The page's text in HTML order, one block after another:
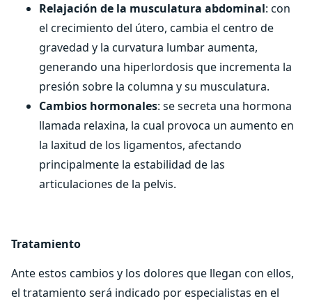
Relajación de la musculatura abdominal: con
el crecimiento del útero, cambia el centro de
gravedad y la curvatura lumbar aumenta,
generando una hiperlordosis que incrementa la
presión sobre la columna y su musculatura.
Cambios hormonales: se secreta una hormona
llamada relaxina, la cual provoca un aumento en
la laxitud de los ligamentos, afectando
principalmente la estabilidad de las
articulaciones de la pelvis.
Tratamiento
Ante estos cambios y los dolores que llegan con ellos,
el tratamiento será indicado por especialistas en el